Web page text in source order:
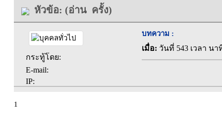
หัวข้อ: (อ่าน ครั้ง)
กระทู้โดย:
E-mail:
IP:
บทความ :
เมื่อ: วันที่ 543 เวลา นา
1